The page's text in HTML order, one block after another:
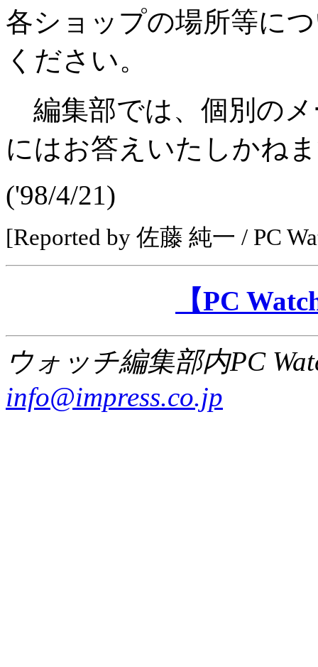
各ショップの場所等に
ください。
編集部では、個別の
にはお答えいたしかね
('98/4/21)
[Reported by 佐藤 純一 / PC
【PC
ウォッチ編集部内PC
info@impress.co.jp